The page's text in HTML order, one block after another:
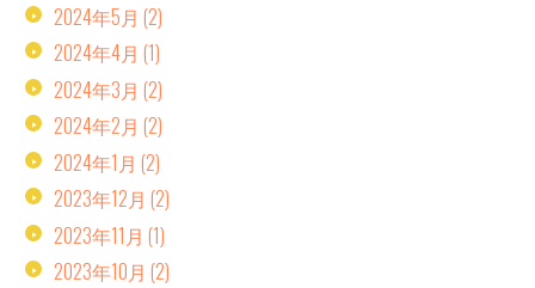
2024年5月 (2)
2024年4月 (1)
2024年3月 (2)
2024年2月 (2)
2024年1月 (2)
2023年12月 (2)
2023年11月 (1)
2023年10月 (2)